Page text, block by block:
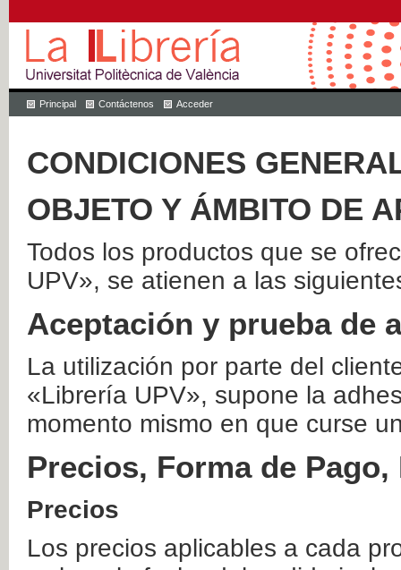
Principal Contáctenos Acceder
CONDICIONES
OBJETO Y ÁMBITO DE
Todos los productos que se
UPV», se atienen a las
Aceptación y prueba de
La utilización por parte del
«Librería UPV», supone la
momento mismo en que curse
Precios, Forma de
Precios
Los precios aplicables a cada